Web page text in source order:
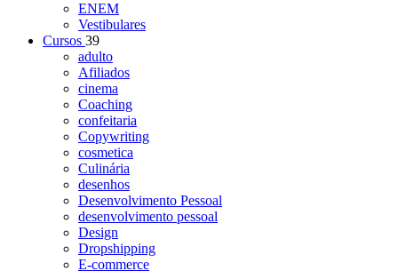
ENEM
Vestibulares
Cursos 39
adulto
Afiliados
cinema
Coaching
confeitaria
Copywriting
cosmetica
Culinária
desenhos
Desenvolvimento Pessoal
desenvolvimento pessoal
Design
Dropshipping
E-commerce